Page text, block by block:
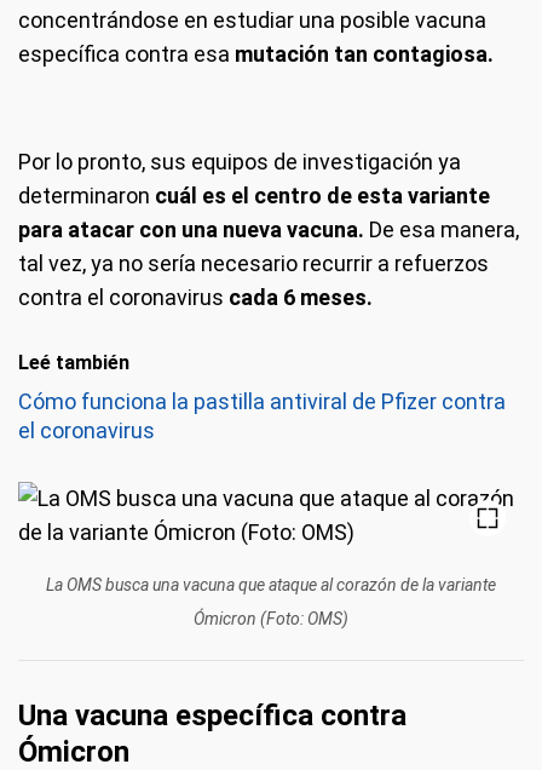
concentrándose en estudiar una posible vacuna
específica contra esa mutación tan contagiosa.
Por lo pronto, sus equipos de investigación ya
determinaron cuál es el centro de esta variante
para atacar con una nueva vacuna. De esa manera,
tal vez, ya no sería necesario recurrir a refuerzos
contra el coronavirus cada 6 meses.
Leé también
Cómo funciona la pastilla antiviral de Pfizer contra
el coronavirus
La OMS busca una vacuna que ataque al corazón de la variante
Ómicron (Foto: OMS)
Una vacuna específica contra
Ómicron